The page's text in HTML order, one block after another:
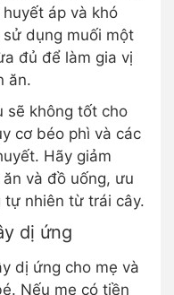
áp và khó
dụng muối một
đủ để làm gia vị
ăn.
sẽ không tốt cho
cơ béo phì và các
Hãy giảm
và đồ uống, ưu
nhiên từ trái cây.
dị ứng
dị ứng cho mẹ và
Nếu mẹ có tiền